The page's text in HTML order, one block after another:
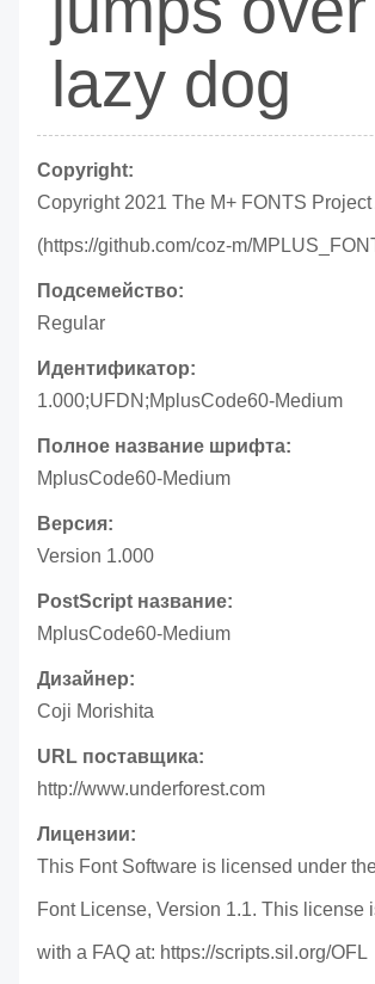
lazy dog
Copyright:
Copyright 2021 The M+ FONTS Project
(https://github.com/coz-m/
Подсемейство:
Regular
Идентификатор:
1.000;UFDN;MplusCode60-Medium
Полное название шрифта:
MplusCode60-Medium
Версия:
Version 1.000
PostScript название:
MplusCode60-Medium
Дизайнер:
Coji Morishita
URL поставщика:
http://www.underforest.com
Лицензии:
This Font Software is licensed under
Font License, Version 1.1. This license
with a FAQ at: https://scripts.sil.org/OFL